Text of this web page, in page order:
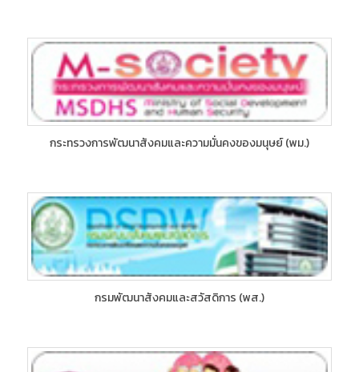
กระทรวงการพัฒนาสังคมและความมั่นคงของมนุษย์ (พม.)
กรมพัฒนาสังคมและสวัสดิการ (พส.)